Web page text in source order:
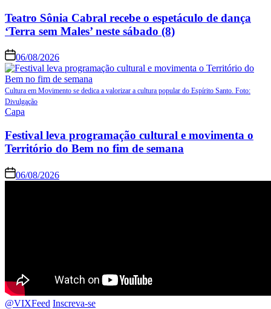
Teatro Sônia Cabral recebe o espetáculo de dança
‘Terra sem Males’ neste sábado (8)
06/08/2026
Cultura em Movimento se dedica a valorizar a cultura popular do Espírito Santo. Foto:
Divulgação
Capa
Festival leva programação cultural e movimenta o
Território do Bem no fim de semana
06/08/2026
@VIXFeed Inscreva-se